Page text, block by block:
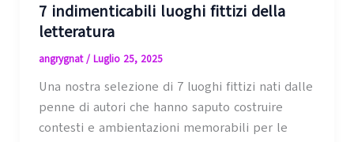
7 indimenticabili luoghi fittizi della
letteratura
angrygnat/ Luglio 25, 2025
Una nostra selezione di 7 luoghi fittizi nati dalle
penne di autori che hanno saputo costruire
contesti e ambientazioni memorabili per le